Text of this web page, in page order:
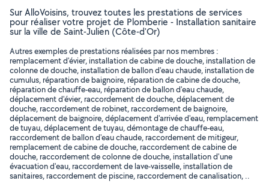
Sur AlloVoisins, trouvez toutes les prestations de services
pour réaliser votre projet de Plomberie - Installation sanitaire
sur la ville de Saint-Julien (Côte-d'Or)
Autres exemples de prestations réalisées par nos membres :
remplacement d'évier, installation de cabine de douche, installation de
colonne de douche, installation de ballon d'eau chaude, installation de
cumulus, réparation de baignoire, réparation de cabine de douche,
réparation de chauffe-eau, réparation de ballon d'eau chaude,
déplacement d'évier, raccordement de douche, déplacement de
douche, raccordement de robinet, raccordement de baignoire,
déplacement de baignoire, déplacement d'arrivée d'eau, remplacement
de tuyau, déplacement de tuyau, démontage de chauffe-eau,
raccordement de ballon d'eau chaude, raccordement de mitigeur,
remplacement de cabine de douche, raccordement de cabine de
douche, raccordement de colonne de douche, installation d'une
évacuation d'eau, raccordement de lave-vaisselle, installation de
sanitaires, raccordement de piscine, raccordement de canalisation, ..